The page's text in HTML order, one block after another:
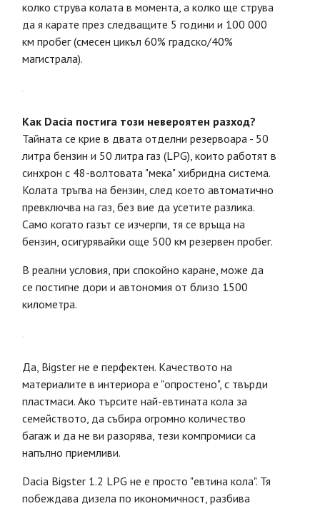
колко струва колата в момента, а колко ще струва
да я карате през следващите 5 години и 100 000
км пробег (смесен цикъл 60% градско/40%
магистрала).
Как Dacia постига този невероятен разход?
Тайната се крие в двата отделни резервоара - 50
литра бензин и 50 литра газ (LPG), които работят в
синхрон с 48-волтовата "мека" хибридна система.
Колата тръгва на бензин, след което автоматично
превключва на газ, без вие да усетите разлика.
Само когато газът се изчерпи, тя се връща на
бензин, осигурявайки още 500 км резервен пробег.
В реални условия, при спокойно каране, може да
се постигне дори и автономия от близо 1500
километра.
Да, Bigster не е перфектен. Качеството на
материалите в интериора е "опростено", с твърди
пластмаси. Ако търсите най-евтината кола за
семейството, да събира огромно количество
багаж и да не ви разорява, тези компромиси са
напълно приемливи.
Dacia Bigster 1.2 LPG не е просто "евтина кола". Тя
побеждава дизела по икономичност, разбива